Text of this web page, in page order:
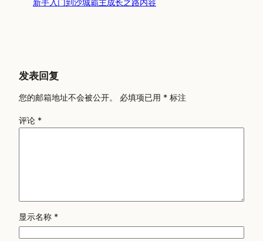
发表回复
您的邮箱地址不会被公开。 必填项已用 * 标注
评论 *
显示名称 *